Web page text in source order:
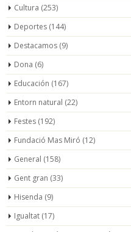
Cultura (253)
Deportes (144)
Destacamos (9)
Dona (6)
Educación (167)
Entorn natural (22)
Festes (192)
Fundació Mas Miró (12)
General (158)
Gent gran (33)
Hisenda (9)
Igualtat (17)